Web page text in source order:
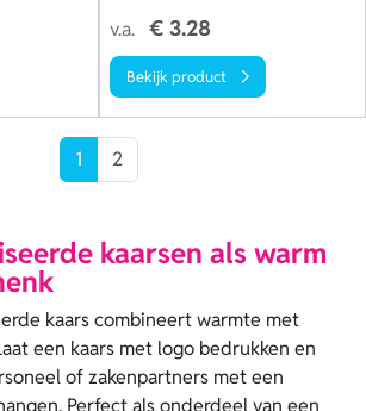
v.a. € 3.28
Bekijk product
1 2
kaarsen als warm
kaars combineert warmte met
een kaars met logo bedrukken en
of zakenpartners met een
Perfect als onderdeel van een